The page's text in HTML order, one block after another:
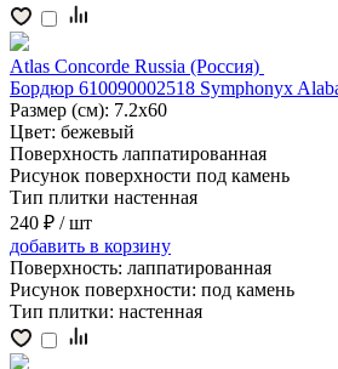
Atlas Concorde Russia (Россия)
Бордюр 610090002518 Symphonyx
Размер (см): 7.2x60
Цвет: бежевый
Поверхность лаппатированная
Рисунок поверхности под камень
Тип плитки настенная
240 ₽ / шт
добавить в корзину
Поверхность: лаппатированная
Рисунок поверхности: под камень
Тип плитки: настенная